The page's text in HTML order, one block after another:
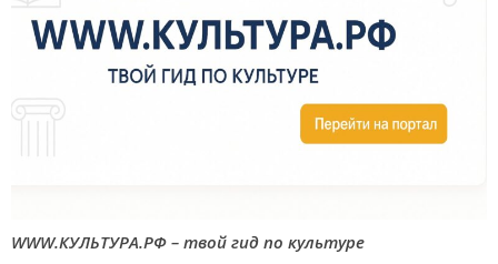
WWW.КУЛЬТУРА.РФ – твой гид по культуре